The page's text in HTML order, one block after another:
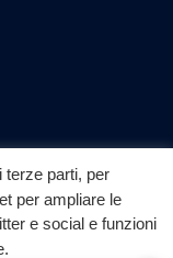
terze parti, per
per ampliare le
e social e funzioni